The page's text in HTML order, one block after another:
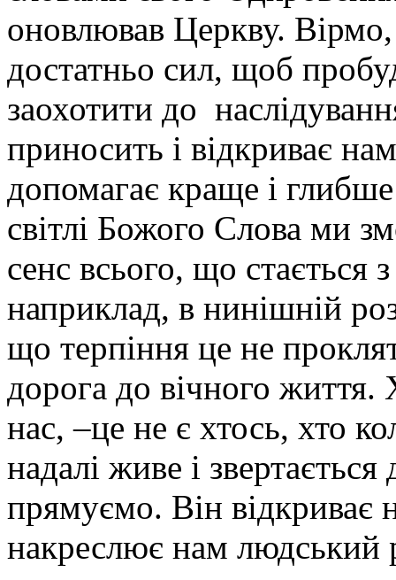
оновлював Церкву.
достатньо сил, щоб
заохотити до
приносить і відкриває
допомагає краще і
світлі Божого Слова ми
сенс всього, що
наприклад, в нинішній
що терпіння це не
дорога до вічного
нас, –це не є хтось, хто
надалі живе і
прямуємо. Він відкриває
накреслює нам людський